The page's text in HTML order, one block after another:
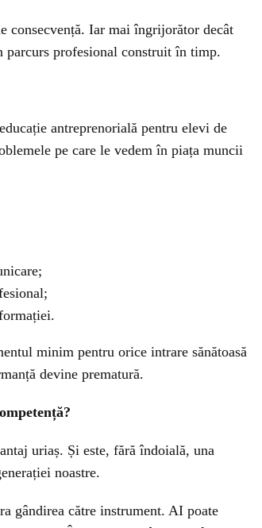
consecvență. Iar mai îngrijorător decât
parcurs profesional construit în timp.
antreprenorială pentru elevi de
pe care le vedem în piața muncii
minim pentru orice intrare sănătoasă
devine prematură.
uriaș. Și este, fără îndoială, una
noastre.
gândirea către instrument. AI poate